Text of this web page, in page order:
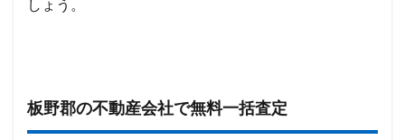
しょう。
板野郡の不動産会社で無料一括査定